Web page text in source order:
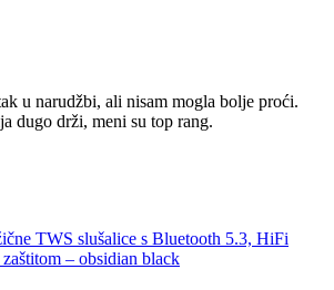
u narudžbi, ali nisam mogla bolje proći.
dugo drži, meni su top rang.
TWS slušalice s Bluetooth 5.3, HiFi
– obsidian black